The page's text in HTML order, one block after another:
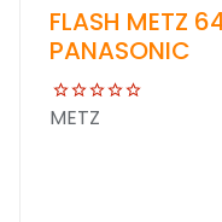
FLASH METZ
PANASONIC
METZ